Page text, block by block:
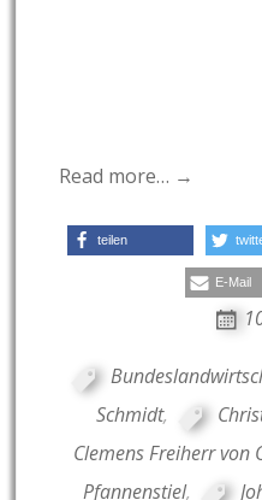
Read more… →
teilen
E-Mail
Schmidt,
Clemens Freiherr von
Pfannenstiel,